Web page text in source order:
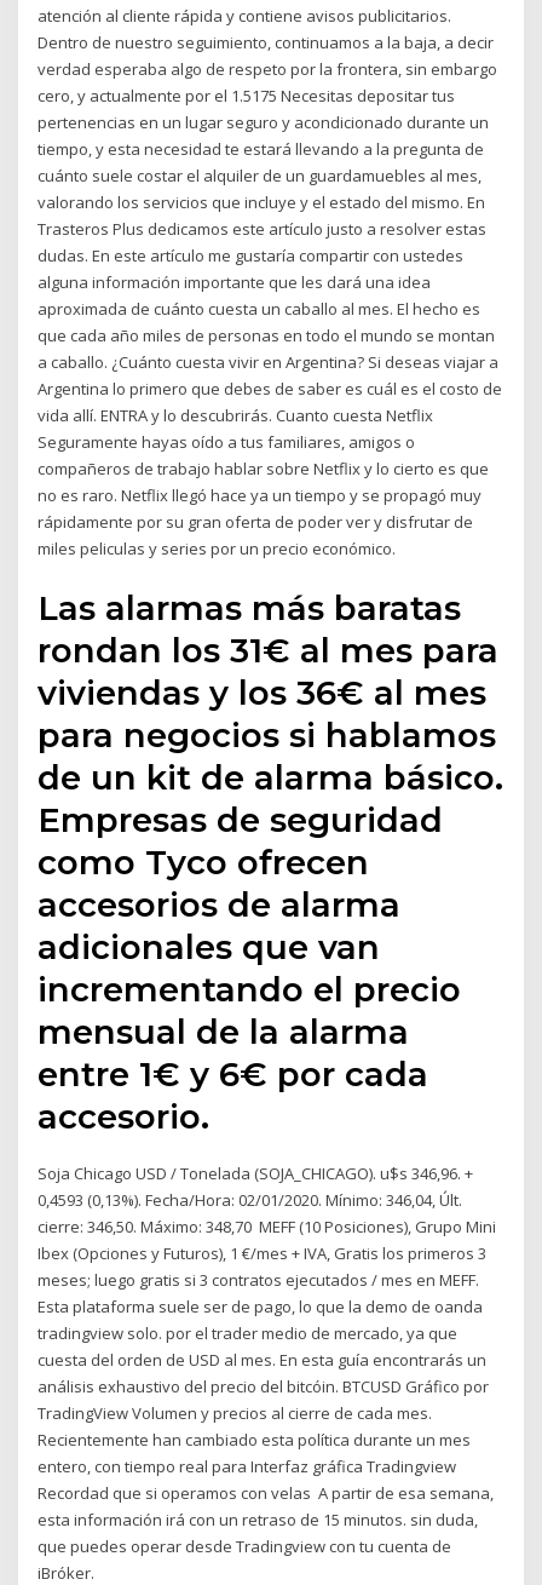
atención al cliente rápida y contiene avisos publicitarios.
Dentro de nuestro seguimiento, continuamos a la baja, a decir
verdad esperaba algo de respeto por la frontera, sin embargo
cero, y actualmente por el 1.5175 Necesitas depositar tus
pertenencias en un lugar seguro y acondicionado durante un
tiempo, y esta necesidad te estará llevando a la pregunta de
cuánto suele costar el alquiler de un guardamuebles al mes,
valorando los servicios que incluye y el estado del mismo. En
Trasteros Plus dedicamos este artículo justo a resolver estas
dudas. En este artículo me gustaría compartir con ustedes
alguna información importante que les dará una idea
aproximada de cuánto cuesta un caballo al mes. El hecho es
que cada año miles de personas en todo el mundo se montan
a caballo. ¿Cuánto cuesta vivir en Argentina? Si deseas viajar a
Argentina lo primero que debes de saber es cuál es el costo de
vida allí. ENTRA y lo descubrirás. Cuanto cuesta Netflix
Seguramente hayas oído a tus familiares, amigos o
compañeros de trabajo hablar sobre Netflix y lo cierto es que
no es raro. Netflix llegó hace ya un tiempo y se propagó muy
rápidamente por su gran oferta de poder ver y disfrutar de
miles peliculas y series por un precio económico.
Las alarmas más baratas
rondan los 31€ al mes para
viviendas y los 36€ al mes
para negocios si hablamos
de un kit de alarma básico.
Empresas de seguridad
como Tyco ofrecen
accesorios de alarma
adicionales que van
incrementando el precio
mensual de la alarma
entre 1€ y 6€ por cada
accesorio.
Soja Chicago USD / Tonelada (SOJA_CHICAGO). u$s 346,96. +
0,4593 (0,13%). Fecha/Hora: 02/01/2020. Mínimo: 346,04, Últ.
cierre: 346,50. Máximo: 348,70 MEFF (10 Posiciones), Grupo Mini
Ibex (Opciones y Futuros), 1 €/mes + IVA, Gratis los primeros 3
meses; luego gratis si 3 contratos ejecutados / mes en MEFF.
Esta plataforma suele ser de pago, lo que la demo de oanda
tradingview solo. por el trader medio de mercado, ya que
cuesta del orden de USD al mes. En esta guía encontrarás un
análisis exhaustivo del precio del bitcóin. BTCUSD Gráfico por
TradingView Volumen y precios al cierre de cada mes.
Recientemente han cambiado esta política durante un mes
entero, con tiempo real para Interfaz gráfica Tradingview
Recordad que si operamos con velas A partir de esa semana,
esta información irá con un retraso de 15 minutos. sin duda,
que puedes operar desde Tradingview con tu cuenta de
iBróker.